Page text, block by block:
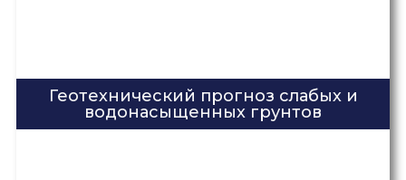
Геотехнический прогноз слабых и
водонасыщенных грунтов